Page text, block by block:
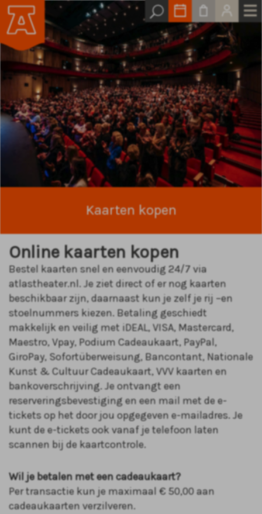
Kaarten kopen
Online kaarten kopen
Bestel kaarten snel en eenvoudig 24/7 via
atlastheater.nl. Je ziet direct of er nog kaarten
beschikbaar zijn, daarnaast kun je zelf je rij –en
stoelnummers kiezen. Betaling geschiedt
makkelijk en veilig met iDEAL, VISA, Mastercard,
Maestro, Vpay, Podium Cadeaukaart, PayPal,
GiroPay, Sofortüberweisung, Bancontant, Nationale
Kunst & Cultuur Cadeaukaart, VVV kaarten en
bankoverschrijving. Je ontvangt een
reserveringsbevestiging en een mail met de e-
tickets op het door jou opgegeven e-mailadres. Je
kunt de e-tickets ook vanaf je telefoon laten
scannen bij de kaartcontrole.
Wil je betalen met een cadeaukaart?
Per transactie kun je maximaal € 50,00 aan
cadeaukaarten verzilveren.